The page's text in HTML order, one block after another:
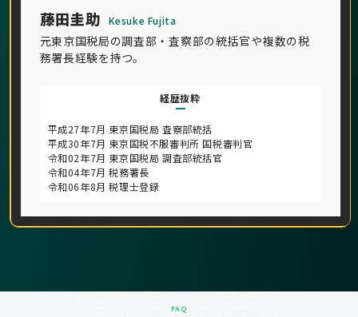
藤田圭助 Kesuke Fujita
元東京国税局の調査部・査察部の統括官や複数の税
務署長経験を持つ。
経歴抜粋
平成27年7月 東京国税局 査察部統括
平成30年7月 東京国税不服審判所 国税審判官
令和02年7月 東京国税局 調査部統括官
令和04年7月 税務署長
令和06年8月 税理士登録
FAQ